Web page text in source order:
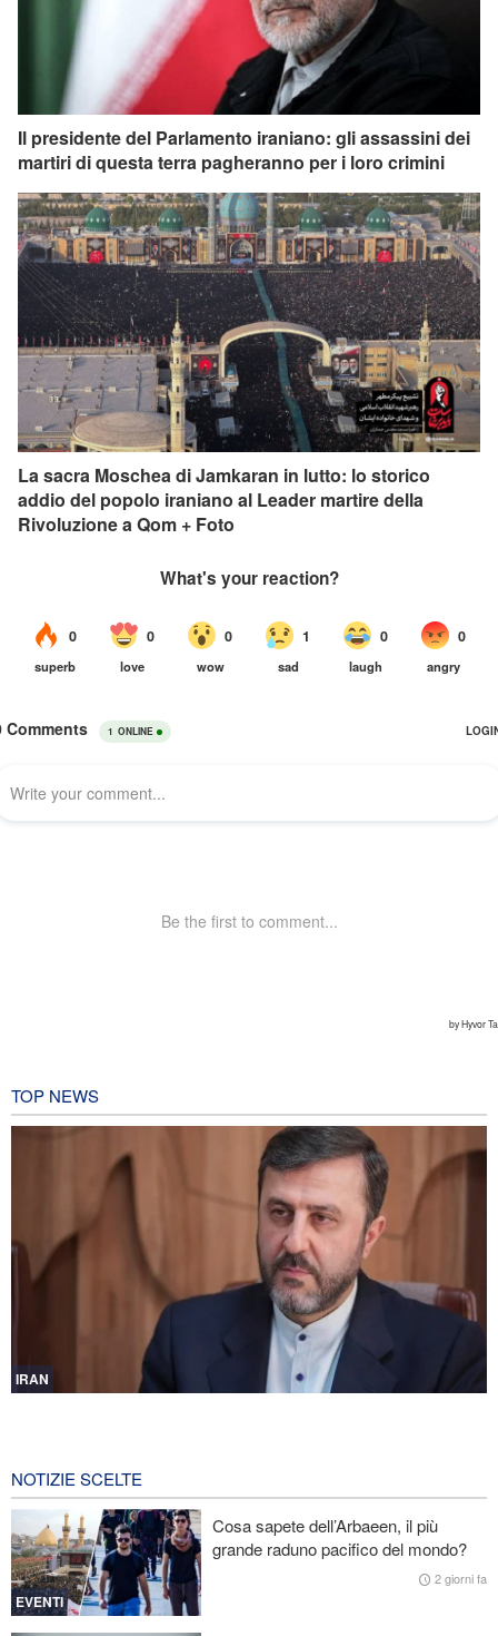
Il presidente del Parlamento iraniano: gli assassini dei
martiri di questa terra pagheranno per i loro crimini
La sacra Moschea di Jamkaran in lutto: lo storico
addio del popolo iraniano al Leader martire della
Rivoluzione a Qom + Foto
TOP NEWS
IRAN
Fidan: Israele non ha alcuna intenzione di raggiungere la pace
Nuovo rapporto di CBS: Gli Stati Uniti hanno quasi esaurito i
missili a lungo raggio durante la guerra
NOTIZIE SCELTE
EVENTI
Cosa sapete dell’Arbaeen, il più
grande raduno pacifico del mondo?
2 giorni fa